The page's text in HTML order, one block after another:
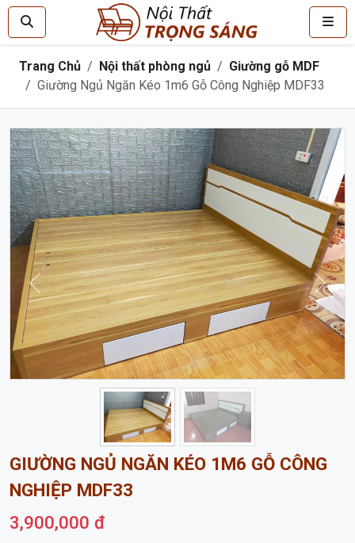
Trang Chủ Nội thất phòng ngủ
Giường gỗ MDF
Giường Ngủ Ngăn Kéo 1m6 Gỗ Công Nghiệp MDF33
Trước Sau
GIƯỜNG NGỦ NGĂN KÉO 1M6 GỖ CÔNG
NGHIỆP MDF33
3,900,000 đ